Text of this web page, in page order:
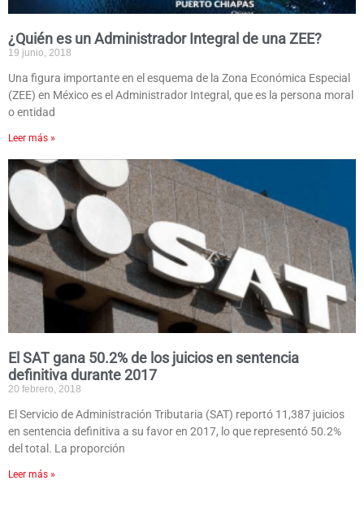
¿Quién es un Administrador Integral de una ZEE?
19 junio, 2018
Una figura importante en el esquema de la Zona Económica Especial
(ZEE) en México es el Administrador Integral, que es la persona moral
o entidad
Leer más »
El SAT gana 50.2% de los juicios en sentencia
definitiva durante 2017
20 febrero, 2018
El Servicio de Administración Tributaria (SAT) reportó 11,387 juicios
en sentencia definitiva a su favor en 2017, lo que representó 50.2%
del total. La proporción
Leer más »